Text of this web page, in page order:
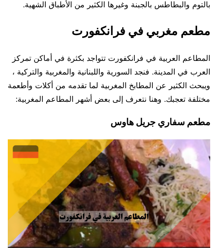
بالتوم والبطاطس بالجبنة وغيرها الكثير من الأطباق الشهية.
مطعم مغربي في فرانكفورت
المطاعم العربية في فرانكفورت تتواجد بكثرة في أماكن تمركز
العرب في المدينة. فنجد السورية واللبنانية والمغربية والتركية ،
ويبحث الكثير عن المطابخ المغربية لما تقدمه من أكلات وأطعمة
مختلفة تعجبك. وهنا نتعرف إلى بعض أشهر المطاعم المغربية:
مطعم سفاري جريل هاوس